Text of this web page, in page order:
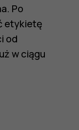
Po
etykietę
od
w ciągu